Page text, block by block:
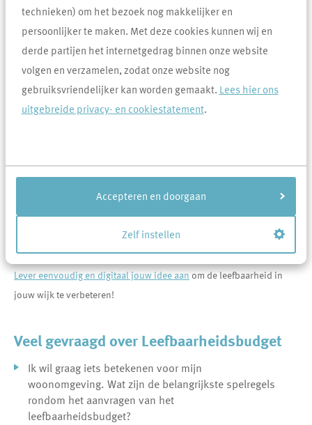
technieken) om het bezoek nog makkelijker en
persoonlijker te maken. Met deze cookies kunnen wij en
derde partijen het internetgedrag binnen onze website
volgen en verzamelen, zodat onze website nog
gebruiksvriendelijker kan worden gemaakt. Lees hier ons
uitgebreide privacy- en cookiestatement.
Accepteren en doorgaan
Zelf instellen
De spelregels
De activiteit wordt georganiseerd voor en door bewoners van Area
in een bepaalde straat of buurt.
Je aanvraag wordt ondersteund door een begroting, eventuele
tekeningen en/of offertes.
Het gaat om activiteiten die voor Area niet leiden tot structurele
wijken van Area in Uden, Veghel en de omliggende kerkdorpen.
Als wij je aanvraag hebben ontvangen, beoordelen wij aan de hand
van de spelregels of jouw voorstel in aanmerking komt voor een
Lever eenvoudig en digitaal jouw idee aanom de leefbaarheid in
jouw wijk te verbeteren!
Veel gevraagd over Leefbaarheidsbudget
Ik wil graag iets betekenen voor mijn
woonomgeving. Wat zijn de belangrijkste spelregels
rondom het aanvragen van het
leefbaarheidsbudget?